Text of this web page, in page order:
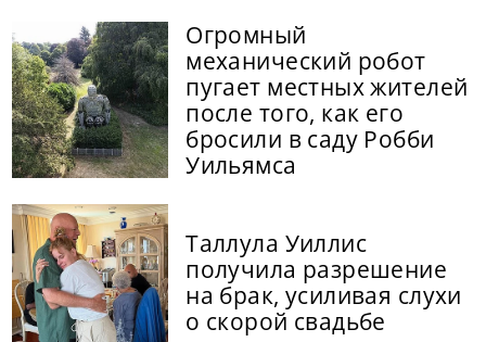
Огромный
механический робот
пугает местных жителей
после того, как его
бросили в саду Робби
Уильямса
Таллула Уиллис
получила разрешение
на брак, усиливая слухи
о скорой свадьбе